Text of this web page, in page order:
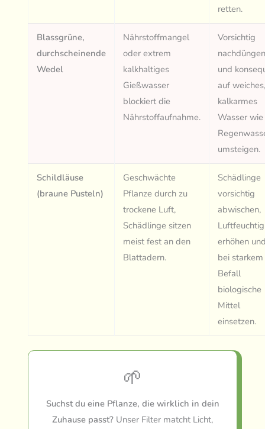
retten.
Blassgrüne,
durchscheinende
Wedel
Nährstoffmangel
oder extrem
kalkhaltiges
Gießwasser
blockiert die
Nährstoffaufnahme.
Vorsichtig
und
auf
kalkarmes
Wasser wie
umsteigen.
Schildläuse
(braune Pusteln)
Geschwächte
Pflanze durch zu
trockene Luft,
Schädlinge sitzen
meist fest an den
Blattadern.
Schädlinge
vorsichtig
abwischen,
erhöhen
bei starkem
Befall
biologische
Mittel
einsetzen.
🌱
Suchst du eine Pflanze, die wirklich in dein
Zuhause passt? Unser Filter matcht Licht,